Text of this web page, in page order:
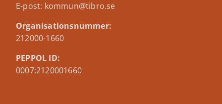
E-post: kommun@tibro.se
Organisationsnummer:
212000-1660
PEPPOL ID:
0007:2120001660